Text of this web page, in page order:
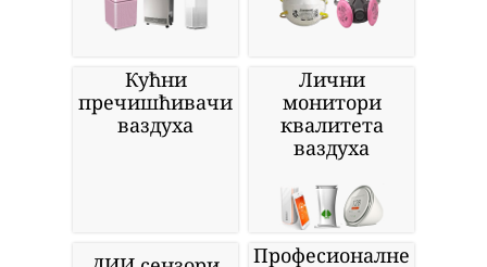
Кућни
пречишћивачи
ваздуха
Лични
монитори
квалитета
ваздуха
Професионалне